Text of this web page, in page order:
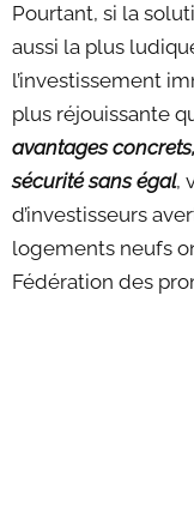
Pourtant, si la
aussi la plus
l’investissement
plus réjouissante
avantages
sécurité sans égal,
d’investisseurs
logements neufs
Fédération des